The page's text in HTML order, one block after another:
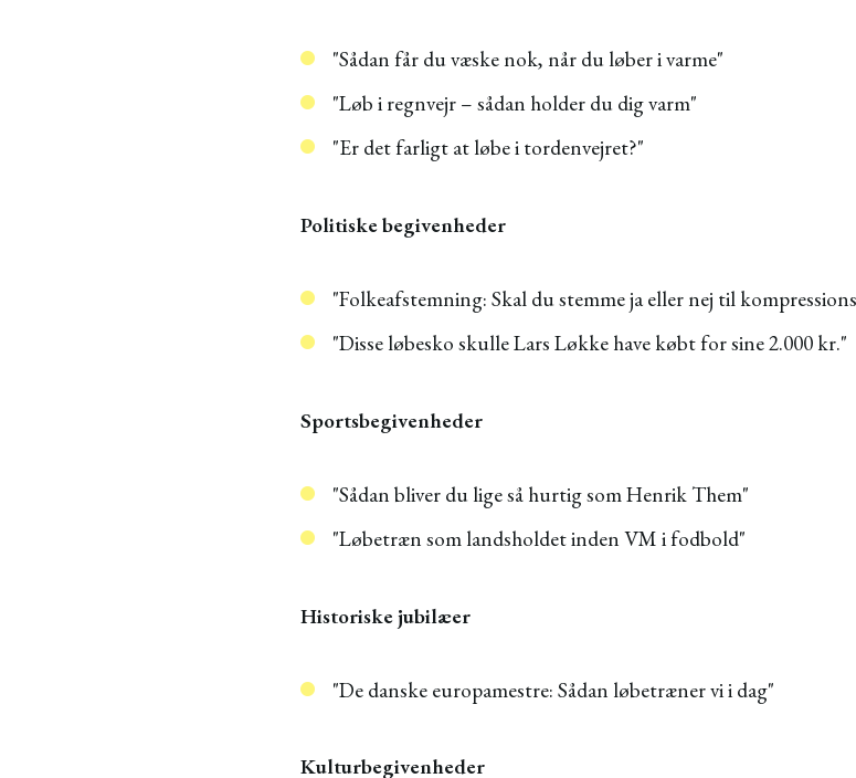
"Sådan får du væske nok, når du løber i varme"
"Løb i regnvejr – sådan holder du dig varm"
"Er det farligt at løbe i tordenvejret?"
Politiske begivenheder
"Folkeafstemning: Skal du stemme ja eller nej til
"Disse løbesko skulle Lars Løkke have købt for sine 2.000 kr."
Sportsbegivenheder
"Sådan bliver du lige så hurtig som Henrik Them"
"Løbetræn som landsholdet inden VM i fodbold"
Historiske jubilæer
"De danske europamestre: Sådan løbetræner vi i dag"
Kulturbegivenheder